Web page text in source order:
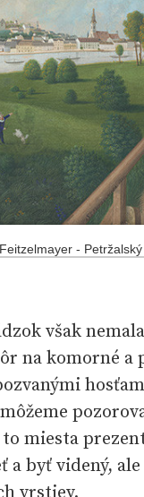
-
však
na komorné
miesta
a byť videný,